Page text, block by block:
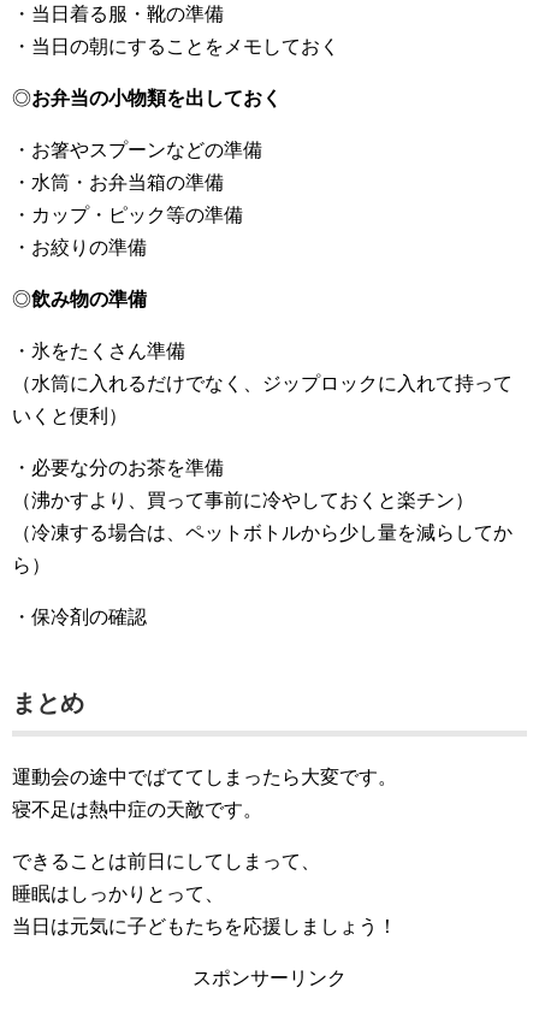
・当日着る服・靴の準備
・当日の朝にすることをメモしておく
◎お弁当の小物類を出しておく
・お箸やスプーンなどの準備
・水筒・お弁当箱の準備
・カップ・ピック等の準備
・お絞りの準備
◎飲み物の準備
・氷をたくさん準備
（水筒に入れるだけでなく、ジップロックに入れて持って
いくと便利）
・必要な分のお茶を準備
（沸かすより、買って事前に冷やしておくと楽チン）
（冷凍する場合は、ペットボトルから少し量を減らしてか
ら）
・保冷剤の確認
まとめ
運動会の途中でばててしまったら大変です。
寝不足は熱中症の天敵です。
できることは前日にしてしまって、
睡眠はしっかりとって、
当日は元気に子どもたちを応援しましょう！
スポンサーリンク